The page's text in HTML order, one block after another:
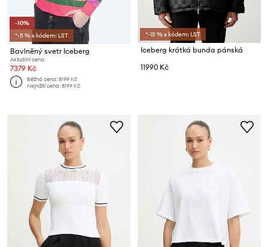
-10%
*-5 % s kódem: LST
Bavlněný svetr Iceberg
Aktuální cena:
7379 Kč
Běžná cena:8199 Kč
Nejnižší cena:8199 Kč
*-15 % s kódem: LST
Iceberg krátká bunda pánská
11990 Kč